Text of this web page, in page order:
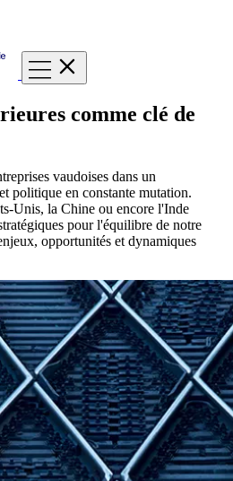
comme clé de
vaudoises dans un
politique en constante mutation.
Unis, la Chine ou encore l'Inde
pour l'équilibre de notre
opportunités et dynamiques